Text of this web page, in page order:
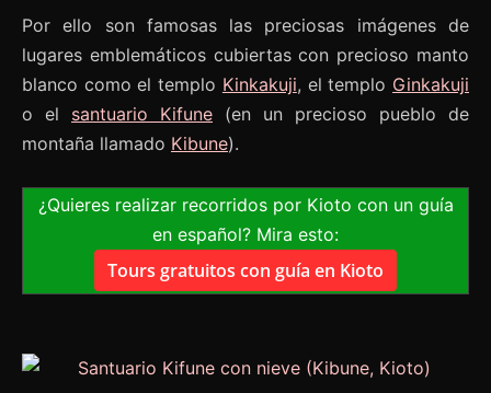
Por ello son famosas las preciosas imágenes de
lugares emblemáticos cubiertas con precioso manto
blanco como el templo Kinkakuji, el templo Ginkakuji
o el santuario Kifune (en un precioso pueblo de
montaña llamado Kibune).
¿Quieres realizar recorridos por Kioto con un guía
en español? Mira esto:
Tours gratuitos con guía en Kioto